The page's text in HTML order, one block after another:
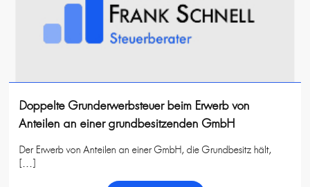
Doppelte Grunderwerbsteuer beim Erwerb von
Anteilen an einer grundbesitzenden GmbH
Der Erwerb von Anteilen an einer GmbH, die Grundbesitz hält,
[…]